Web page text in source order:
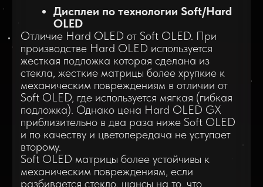
изображения, например статические иконки
заряда аккумулятора, уровня сигнала сети,
Wi-Fi). Значительное отличие в цене, так как
технология производства "мягких" гораздо
дороже и трудозатратнее.
Дисплей качества Copy LCD
Дисплеи качества Copy LCD отличаются от
100% и 100%LCD отсутствием каких либо
оригинальных компонентов в дисплее. Все
компоненты, начиная от стекла и заканчивая
чипом, копия. Матрица на таких дисплеях
чаще всего произведена по технологии TFT а
это значит что и картинка, четкость
изображения и яркость оставляет желать
лучшего. Дисплеи качества Copy LCD толще
чем 100% и 100% LCD за счет более
толстой матрицы и стекла. Сенсорный отклик
на таких дисплеях будет на порядок
медленнее.